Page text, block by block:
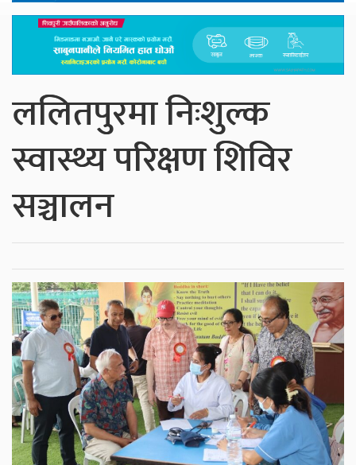
ललितपुरमा निःशुल्क
स्वास्थ्य परिक्षण शिविर
सञ्चालन